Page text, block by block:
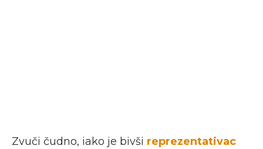
Zvuči čudno, iako je bivši reprezentativac